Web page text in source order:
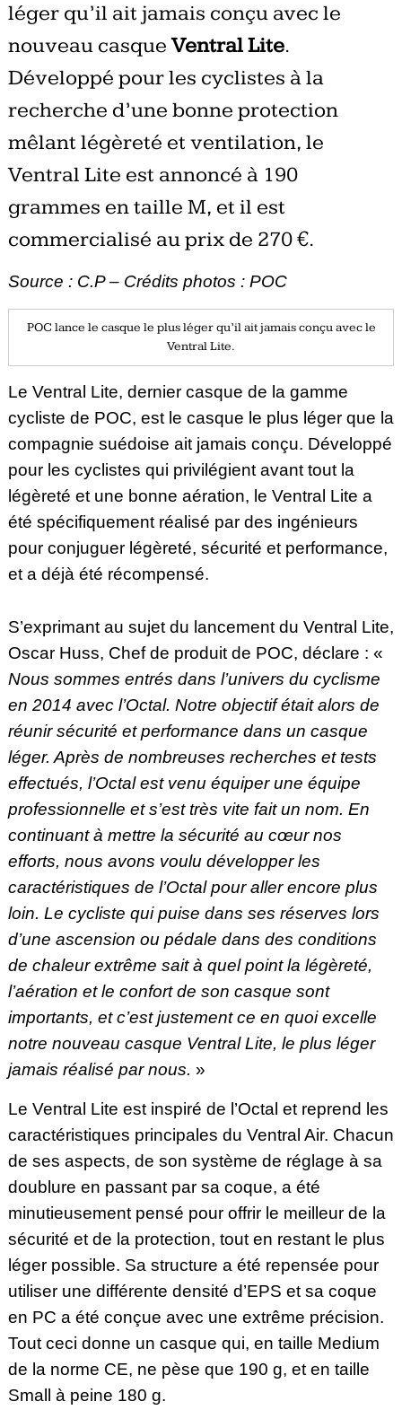
léger qu’il ait jamais conçu avec le
nouveau casqueVentral Lite.
Développé pour les cyclistes à la
recherche d’une bonne protection
mêlant légèreté et ventilation, le
Ventral Lite est annoncé à 190
grammes en taille M, et il est
commercialisé au prix de 270 €.
Source : C.P – Crédits photos : POC
POC lance le casque le plus léger qu’il ait jamais conçu avec le
Ventral Lite.
Le Ventral Lite, dernier casque de la gamme
cycliste de POC, est le casque le plus léger que la
compagnie suédoise ait jamais conçu. Développé
pour les cyclistes qui privilégient avant tout la
légèreté et une bonne aération, le Ventral Lite a
été spécifiquement réalisé par des ingénieurs
pour conjuguer légèreté, sécurité et performance,
et a déjà été récompensé.
S’exprimant au sujet du lancement du Ventral Lite,
Oscar Huss, Chef de produit de POC, déclare : «
Nous sommes entrés dans l’univers du cyclisme
en 2014 avec l’Octal. Notre objectif était alors de
réunir sécurité et performance dans un casque
léger. Après de nombreuses recherches et tests
effectués, l’Octal est venu équiper une équipe
professionnelle et s’est très vite fait un nom. En
continuant à mettre la sécurité au cœur nos
efforts, nous avons voulu développer les
caractéristiques de l’Octal pour aller encore plus
loin. Le cycliste qui puise dans ses réserves lors
d’une ascension ou pédale dans des conditions
de chaleur extrême sait à quel point la légèreté,
l’aération et le confort de son casque sont
importants, et c’est justement ce en quoi excelle
notre nouveau casque Ventral Lite, le plus léger
jamais réalisé par nous. »
Le Ventral Lite est inspiré de l’Octal et reprend les
caractéristiques principales du Ventral Air. Chacun
de ses aspects, de son système de réglage à sa
doublure en passant par sa coque, a été
minutieusement pensé pour offrir le meilleur de la
sécurité et de la protection, tout en restant le plus
léger possible. Sa structure a été repensée pour
utiliser une différente densité d’EPS et sa coque
en PC a été conçue avec une extrême précision.
Tout ceci donne un casque qui, en taille Medium
de la norme CE, ne pèse que 190 g, et en taille
Small à peine 180 g.